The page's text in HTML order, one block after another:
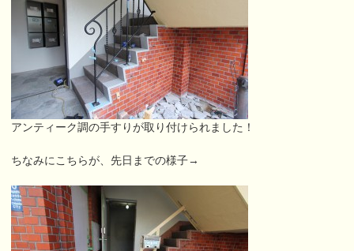
アンティーク調の手すりが取り付けられました！
ちなみにこちらが、先日までの様子→